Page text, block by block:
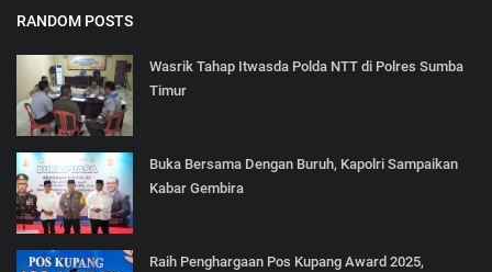
RANDOM POSTS
Wasrik Tahap Itwasda Polda NTT di Polres Sumba
Timur
Buka Bersama Dengan Buruh, Kapolri Sampaikan
Kabar Gembira
Raih Penghargaan Pos Kupang Award 2025,